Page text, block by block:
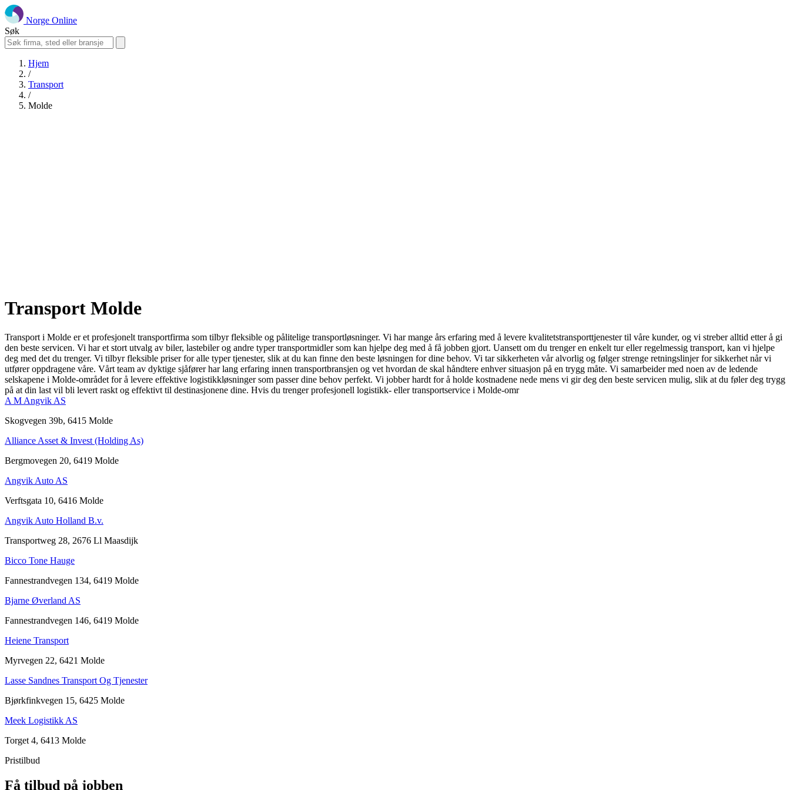
Norge Online
Søk
Hjem
/
Transport
/
Molde
Transport Molde
Transport i Molde er et profesjonelt transportfirma som tilbyr fleksible og pålitelige transportløsninger. Vi har mange års erfaring med å levere kvalitetstransporttjenester til våre kunder, og vi streber alltid etter å gi
den beste servicen. Vi har et stort utvalg av biler, lastebiler og andre typer transportmidler som kan hjelpe deg med å få jobben gjort. Uansett om du trenger en enkelt tur eller regelmessig transport, kan vi hjelpe
deg med det du trenger. Vi tilbyr fleksible priser for alle typer tjenester, slik at du kan finne den beste løsningen for dine behov. Vi tar sikkerheten vår alvorlig og følger strenge retningslinjer for sikkerhet når vi
utfører oppdragene våre. Vårt team av dyktige sjåfører har lang erfaring innen transportbransjen og vet hvordan de skal håndtere enhver situasjon på en trygg måte. Vi samarbeider med noen av de ledende
selskapene i Molde-området for å levere effektive logistikkløsninger som passer dine behov perfekt. Vi jobber hardt for å holde kostnadene nede mens vi gir deg den beste servicen mulig, slik at du føler deg trygg
på at din last vil bli levert raskt og effektivt til destinasjonene dine. Hvis du trenger profesjonell logistikk- eller transportservice i Molde-omr
A M Angvik AS
Skogvegen 39b, 6415 Molde
Alliance Asset & Invest (Holding As)
Bergmovegen 20, 6419 Molde
Angvik Auto AS
Verftsgata 10, 6416 Molde
Angvik Auto Holland B.v.
Transportweg 28, 2676 Ll Maasdijk
Bicco Tone Hauge
Fannestrandvegen 134, 6419 Molde
Bjarne Øverland AS
Fannestrandvegen 146, 6419 Molde
Heiene Transport
Myrvegen 22, 6421 Molde
Lasse Sandnes Transport Og Tjenester
Bjørkfinkvegen 15, 6425 Molde
Meek Logistikk AS
Torget 4, 6413 Molde
Pristilbud
Få tilbud på jobben